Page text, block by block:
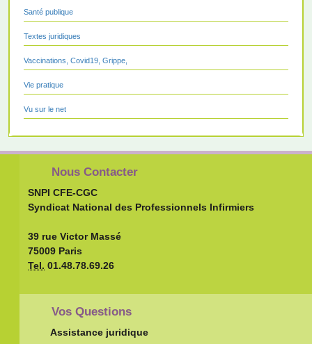
Santé publique
Textes juridiques
Vaccinations, Covid19, Grippe,
Vie pratique
Vu sur le net
Nous Contacter
SNPI CFE-CGC
Syndicat National des Professionnels Infirmiers
39 rue Victor Massé
75009 Paris
Tel. 01.48.78.69.26
Vos Questions
Assistance juridique